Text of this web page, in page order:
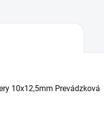
10x12,5mm Prevádzková